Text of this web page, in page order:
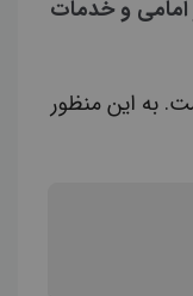
امامی و خدمات
به این منظور